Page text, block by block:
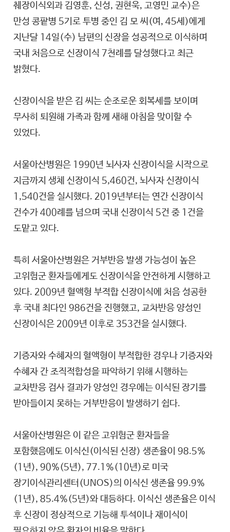
췌장이식외과 김영훈, 신성, 권현욱, 고영민 교수)은
만성 콩팥병 5기로 투병 중인 김 모 씨(여, 45세)에게
지난달 14일(수) 남편의 신장을 성공적으로 이식하며
국내 처음으로 신장이식 7천례를 달성했다고 최근
밝혔다.
신장이식을 받은 김 씨는 순조로운 회복세를 보이며
무사히 퇴원해 가족과 함께 새해 아침을 맞이할 수
있었다.
서울아산병원은 1990년 뇌사자 신장이식을 시작으로
지금까지 생체 신장이식 5,460건, 뇌사자 신장이식
1,540건을 실시했다. 2019년부터는 연간 신장이식
건수가 400례를 넘으며 국내 신장이식 5건 중 1건을
도맡고 있다.
특히 서울아산병원은 거부반응 발생 가능성이 높은
고위험군 환자들에게도 신장이식을 안전하게 시행하고
있다. 2009년 혈액형 부적합 신장이식에 처음 성공한
후 국내 최다인 986건을 진행했고, 교차반응 양성인
신장이식은 2009년 이후로 353건을 실시했다.
기증자와 수혜자의 혈액형이 부적합한 경우나 기증자와
수혜자 간 조직적합성을 파악하기 위해 시행하는
교차반응 검사 결과가 양성인 경우에는 이식된 장기를
받아들이지 못하는 거부반응이 발생하기 쉽다.
서울아산병원은 이 같은 고위험군 환자들을
포함했음에도 이식신(이식된 신장) 생존율이 98.5%
(1년), 90%(5년), 77.1%(10년)로 미국
장기이식관리센터(UNOS)의 이식신 생존율 99.9%
(1년), 85.4%(5년)와 대등하다. 이식신 생존율은 이식
후 신장이 정상적으로 기능해 투석이나 재이식이